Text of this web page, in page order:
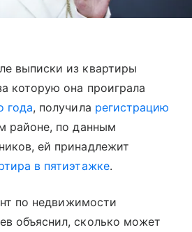
выписки из квартиры
которую она проиграла
года, получила регистрацию
районе, по данным
ей принадлежит
в пятиэтажке.
по недвижимости
объяснил, сколько может